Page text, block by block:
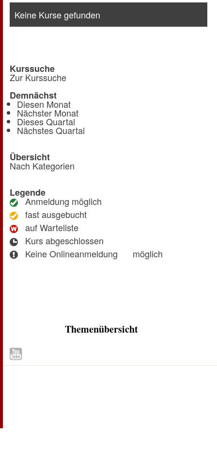
Keine Kurse gefunden
Kurssuche
Zur Kurssuche
Demnächst
Diesen Monat
Nächster Monat
Dieses Quartal
Nächstes Quartal
Übersicht
Nach Kategorien
Legende
Anmeldung möglich
fast ausgebucht
auf Warteliste
Kurs abgeschlossen
Keine Onlineanmeldung
möglich
Themenübersicht